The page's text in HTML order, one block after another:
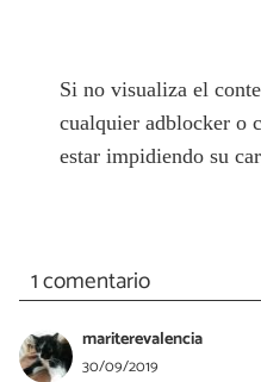
Si no visualiza el
cualquier adblocker o
estar impidiendo su
1 comentario
mariterevalencia
30/09/2019